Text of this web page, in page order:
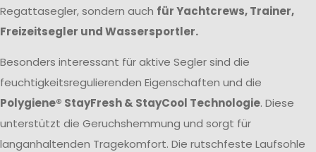
Regattasegler, sondern auch für Yachtcrews, Trainer,
Freizeitsegler und Wassersportler.
Besonders interessant für aktive Segler sind die
feuchtigkeitsregulierenden Eigenschaften und die
Polygiene® StayFresh & StayCool Technologie. Diese
unterstützt die Geruchshemmung und sorgt für
langanhaltenden Tragekomfort. Die rutschfeste Laufsohle